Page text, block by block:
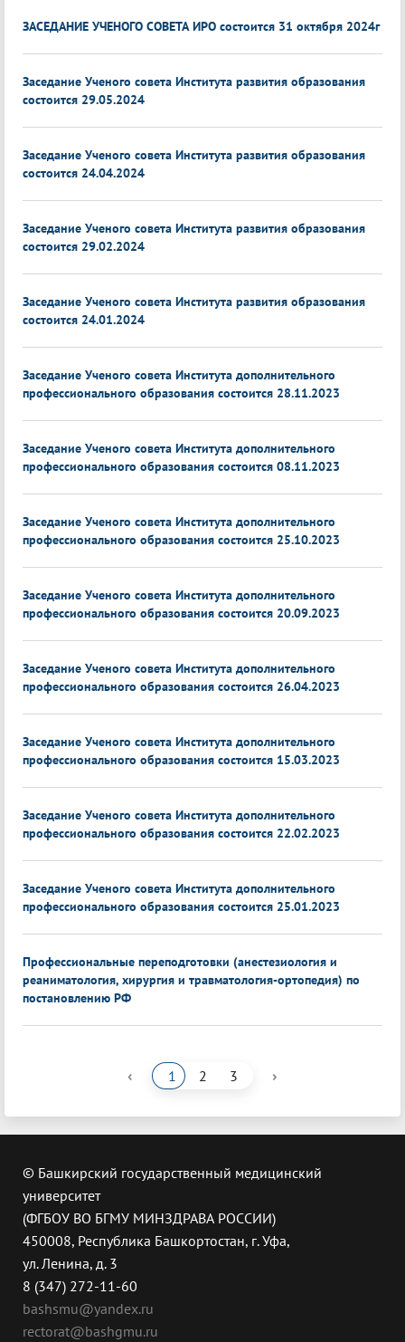
ЗАСЕДАНИЕ УЧЕНОГО СОВЕТА ИРО состоится 31 октября 2024г
Заседание Ученого совета Института развития образования
состоится 29.05.2024
Заседание Ученого совета Института развития образования
состоится 24.04.2024
Заседание Ученого совета Института развития образования
состоится 29.02.2024
Заседание Ученого совета Института развития образования
состоится 24.01.2024
Заседание Ученого совета Института дополнительного
профессионального образования состоится 28.11.2023
Заседание Ученого совета Института дополнительного
профессионального образования состоится 08.11.2023
Заседание Ученого совета Института дополнительного
профессионального образования состоится 25.10.2023
Заседание Ученого совета Института дополнительного
профессионального образования состоится 20.09.2023
Заседание Ученого совета Института дополнительного
профессионального образования состоится 26.04.2023
Заседание Ученого совета Института дополнительного
профессионального образования состоится 15.03.2023
Заседание Ученого совета Института дополнительного
профессионального образования состоится 22.02.2023
Заседание Ученого совета Института дополнительного
профессионального образования состоится 25.01.2023
Профессиональные переподготовки (анестезиология и
реаниматология, хирургия и травматология-ортопедия) по
постановлению РФ
‹ 1 2 3 ›
© Башкирский государственный медицинский
университет
(ФГБОУ ВО БГМУ МИНЗДРАВА РОССИИ)
450008, Республика Башкортостан, г. Уфа,
ул. Ленина, д. 3
8 (347) 272-11-60
bashsmu@yandex.ru
rectorat@bashgmu.ru